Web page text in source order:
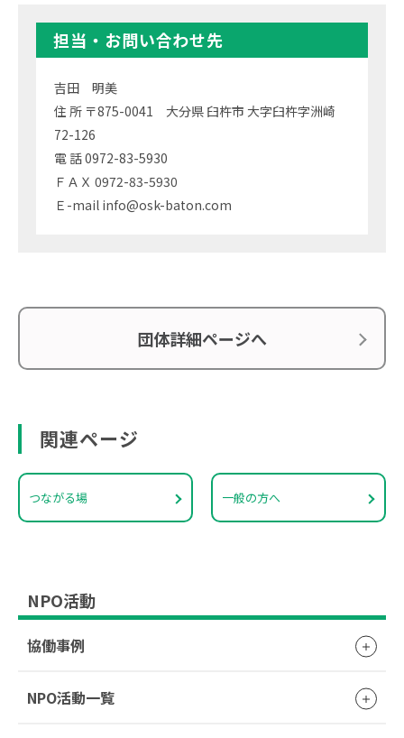
担当・お問い合わせ先
吉田 明美
住 所 〒875-0041 大分県 臼杵市 大字臼杵字洲崎
72-126
電 話 0972-83-5930
ＦＡＸ 0972-83-5930
Ｅ-mail info@osk-baton.com
団体詳細ページへ
関連ページ
つながる場 一般の方へ
NPO活動
協働事例
NPO活動一覧